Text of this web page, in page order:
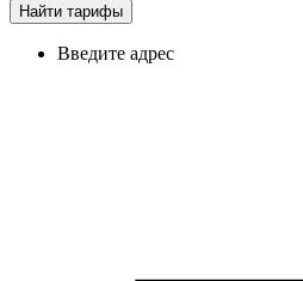
Найти тарифы
Введите адрес